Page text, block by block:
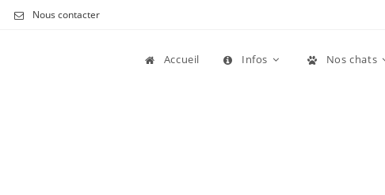
Nous contacter
Accueil Infos Nos chats